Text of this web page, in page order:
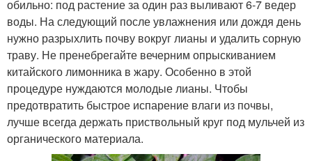
обильно: под растение за один раз выливают 6-7 ведер
воды. На следующий после увлажнения или дождя день
нужно разрыхлить почву вокруг лианы и удалить сорную
траву. Не пренебрегайте вечерним опрыскиванием
китайского лимонника в жару. Особенно в этой
процедуре нуждаются молодые лианы. Чтобы
предотвратить быстрое испарение влаги из почвы,
лучше всегда держать приствольный круг под мульчей из
органического материала.